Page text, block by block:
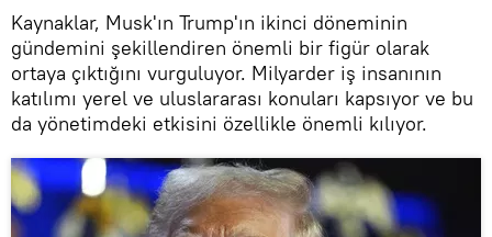
Kaynaklar, Musk'ın Trump'ın ikinci döneminin
gündemini şekillendiren önemli bir figür olarak
ortaya çıktığını vurguluyor. Milyarder iş insanının
katılımı yerel ve uluslararası konuları kapsıyor ve bu
da yönetimdeki etkisini özellikle önemli kılıyor.